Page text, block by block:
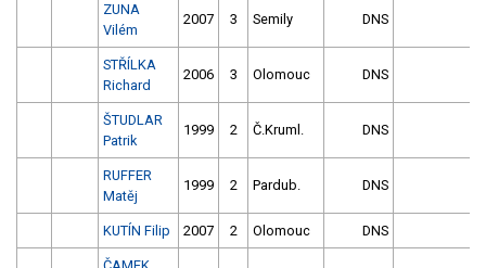
ZUNA
Vilém
2007 3 Semily DNS
STŘÍLKA
Richard
2006 3 Olomouc DNS
ŠTUDLAR
Patrik
1999 2 Č.Kruml. DNS
RUFFER
Matěj
1999 2 Pardub. DNS
KUTÍN Filip 2007 2 Olomouc DNS